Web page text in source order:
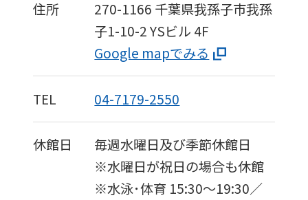
住所 270-1166 千葉県我孫子市我孫
子1-10-2YSビル 4F
Google mapでみる
TEL 04-7179-2550
休館日
毎週水曜日及び季節休館日
※水曜日が祝日の場合も休館
※水泳･体育 15:30〜19:30／